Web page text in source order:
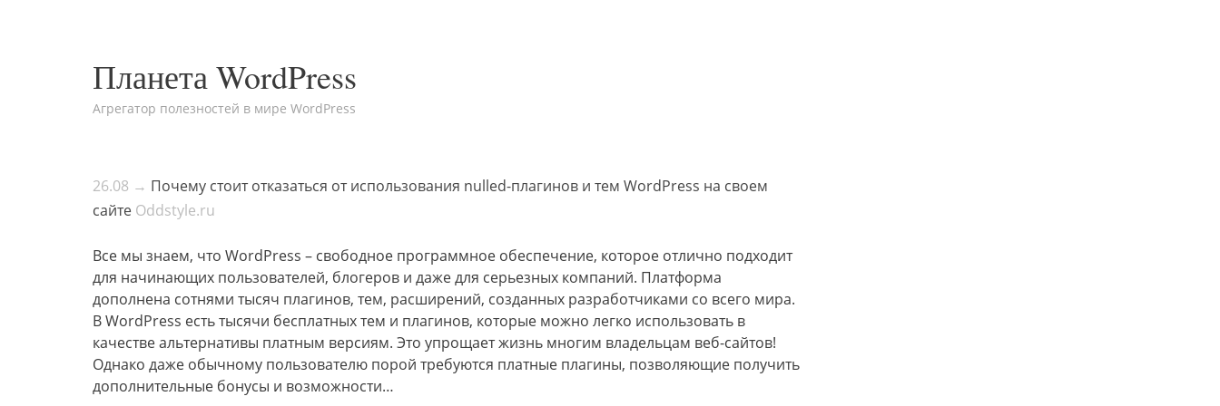
Планета WordPress
Агрегатор полезностей в мире WordPress
26.08 → Почему стоит отказаться от использования nulled-плагинов и тем WordPress на своем
сайте Oddstyle.ru
Все мы знаем, что WordPress – свободное программное обеспечение, которое отлично подходит
для начинающих пользователей, блогеров и даже для серьезных компаний. Платформа
дополнена сотнями тысяч плагинов, тем, расширений, созданных разработчиками со всего мира.
В WordPress есть тысячи бесплатных тем и плагинов, которые можно легко использовать в
качестве альтернативы платным версиям. Это упрощает жизнь многим владельцам веб-сайтов!
Однако даже обычному пользователю порой требуются платные плагины, позволяющие получить
дополнительные бонусы и возможности…